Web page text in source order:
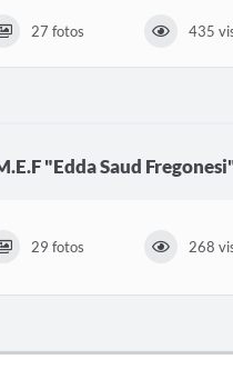
27 fotos 435
"Edda Saud
29 fotos 268